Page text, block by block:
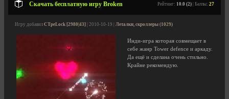
Скачать бесплатную игру Broken Рейтинг: 10.0 (2) | Баллы: 27
Игру добавил CTpeLock [2980|43] | 2010-10-19 | Леталки, скроллеры (1029)
Инди-игра которая совмещает в
себе жанр Tower defence и аркаду.
Да ещё и сделана очень стильно.
Крайне рекомендую.